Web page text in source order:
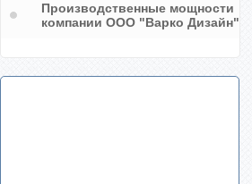
Производственные мощности
компании ООО "Варко Дизайн"